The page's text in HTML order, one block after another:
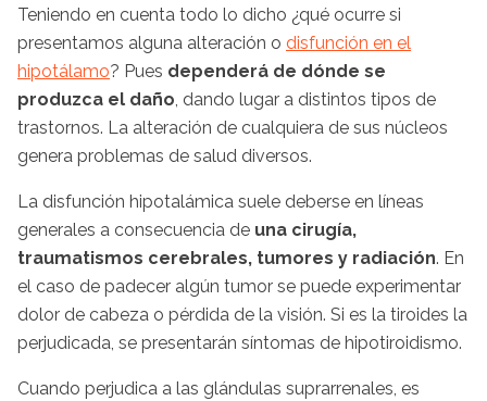
Teniendo en cuenta todo lo dicho ¿qué ocurre si
presentamos alguna alteración o disfunción en el
hipotálamo? Pues dependerá de dónde se
produzca el daño, dando lugar a distintos tipos de
trastornos. La alteración de cualquiera de sus núcleos
genera problemas de salud diversos.
La disfunción hipotalámica suele deberse en líneas
generales a consecuencia de una cirugía,
traumatismos cerebrales, tumores y radiación. En
el caso de padecer algún tumor se puede experimentar
dolor de cabeza o pérdida de la visión. Si es la tiroides la
perjudicada, se presentarán síntomas de hipotiroidismo.
Cuando perjudica a las glándulas suprarrenales, es